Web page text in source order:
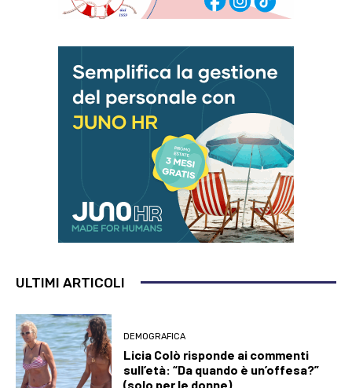
ULTIMI ARTICOLI
DEMOGRAFICA
Licia Colò risponde ai commenti
sull’età: “Da quando è un’offesa?”
(solo per le donne)